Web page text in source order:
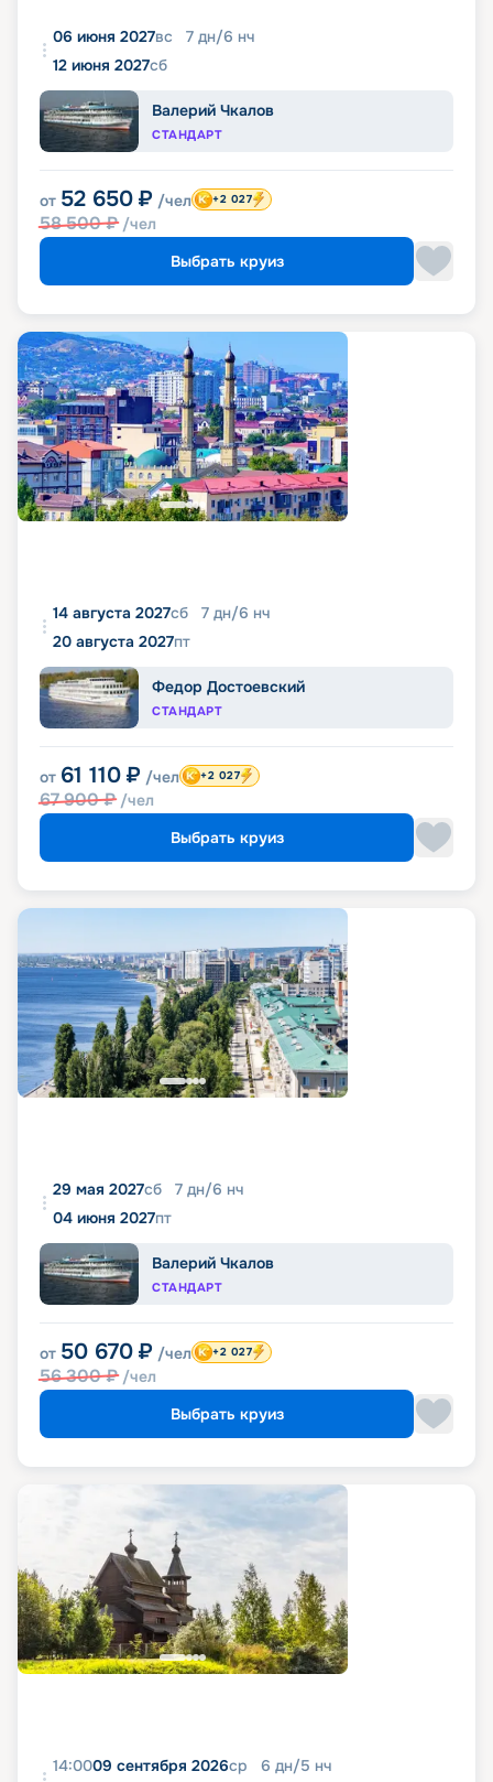
06 июня 2027вс 7 дн/6 нч
12 июня 2027сб
Валерий Чкалов
СТАНДАРТ
от 52 650 ₽ /чел
58 500₽ /чел
+2 027
Выбрать круиз
14 августа 2027сб 7 дн/6 нч
20 августа 2027пт
Федор Достоевский
СТАНДАРТ
от 61 110 ₽ /чел
67 900₽ /чел
+2 027
Выбрать круиз
29 мая 2027сб 7 дн/6 нч
04 июня 2027пт
Валерий Чкалов
СТАНДАРТ
от 50 670 ₽ /чел
56 300₽ /чел
+2 027
Выбрать круиз
14:0009 сентября 2026ср 6 дн/5 нч